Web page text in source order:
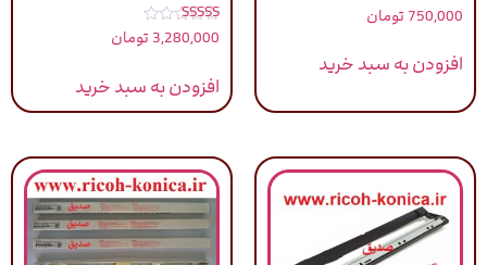
750,000 تومان
افزودن به سبد خرید
نمره
5.00
3,280,000 تومان
افزودن به سبد خرید